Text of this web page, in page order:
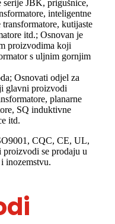
JBK, prigušnice,
inteligentne
kutijaste
itd.; Osnovan je
proizvodima koji
s uljnim gornjim
Osnovati odjel za
glavni proizvodi
planarne
SQ induktivne
itd.
CQC, CE, UL,
se prodaju u
inozemstvu.